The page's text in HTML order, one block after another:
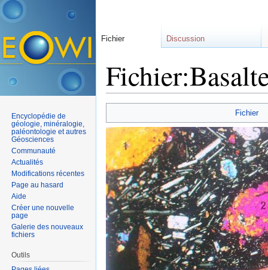
Fichier
Fichier Discussion
Encyclopédie de
géologie, minéralogie,
paléontologie et autres
Géosciences
Communauté
Actualités
Modifications récentes
Page au hasard
Aide
Créer une nouvelle
page
Galerie des nouveaux
fichiers
Outils